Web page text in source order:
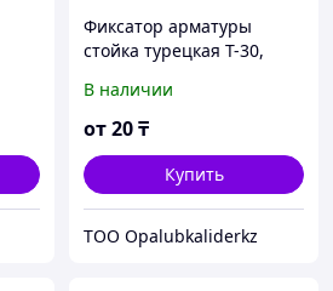
Фиксатор арматуры
стойка турецкая T-30,
В наличии
от20₸
Купить
TOO Opalubkaliderkz